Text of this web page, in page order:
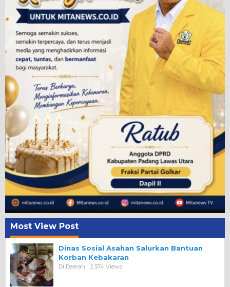
Most View Post
Dinas Sosial Asahan Salurkan Bantuan
Korban Kebakaran
Di Daerah 2,574 Views